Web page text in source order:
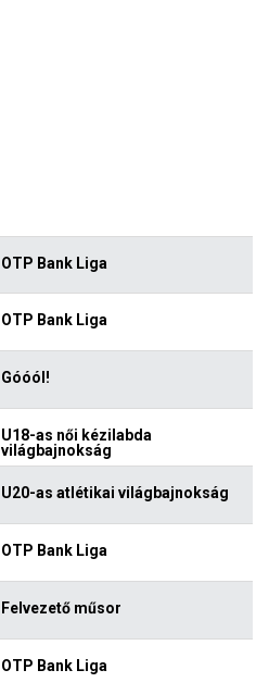
OTP Bank Liga
OTP Bank Liga
Góóól!
U18-as női kézilabda
világbajnokság
U20-as atlétikai világbajnokság
OTP Bank Liga
Felvezető műsor
OTP Bank Liga